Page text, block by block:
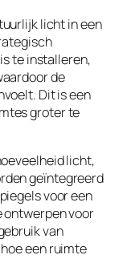
licht in een
te installeren,
de
Dit is een
groter te
licht,
geïntegreerd
voor een
voor
van
een ruimte